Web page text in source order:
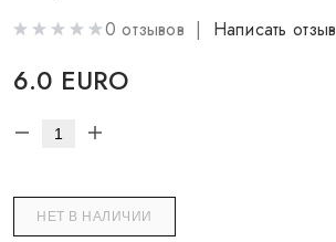
0 отзывов | Написать отзыв
6.0 EURO
НЕТ В НАЛИЧИИ